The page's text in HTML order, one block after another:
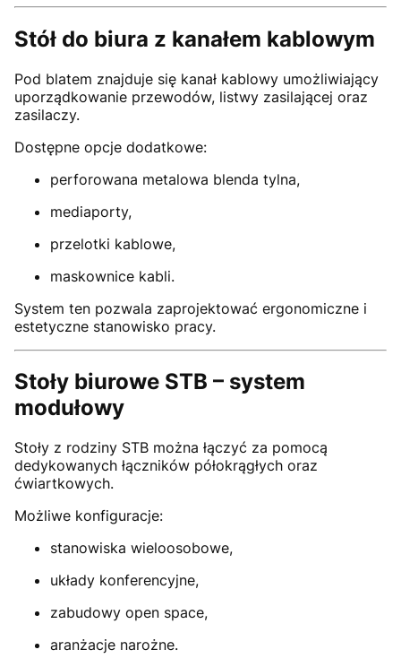
Stół do biura z kanałem kablowym
Pod blatem znajduje się kanał kablowy umożliwiający
uporządkowanie przewodów, listwy zasilającej oraz
zasilaczy.
Dostępne opcje dodatkowe:
perforowana metalowa blenda tylna,
mediaporty,
przelotki kablowe,
maskownice kabli.
System ten pozwala zaprojektować ergonomiczne i
estetyczne stanowisko pracy.
Stoły biurowe STB – system
modułowy
Stoły z rodziny STB można łączyć za pomocą
dedykowanych łączników półokrągłych oraz
ćwiartkowych.
Możliwe konfiguracje:
stanowiska wieloosobowe,
układy konferencyjne,
zabudowy open space,
aranżacje narożne.